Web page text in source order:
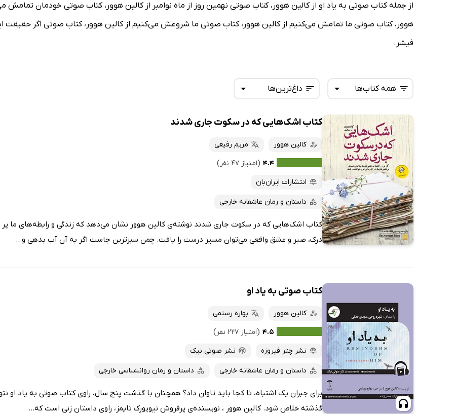
از جمله کتاب صوتی به یاد او از کالین هوور، کتاب صوتی نهمین روز از ماه نوامبر از کالین هوور، کتاب صوتی خودمان تمامش
هوور، کتاب صوتی ما تمامش می‌کنیم از کالین هوور، کتاب صوتی ما شروعش می‌کنیم از کالین هوور، کتاب صوتی اگر حقیقت
فیشر.
داغ‌ترین‌ها
تازه‌ها
داغ‌ترین‌ها
پربحث‌ها
ارزان ترین‌ها
همه کتاب‌ها
همه کتاب‌ها
کتاب‌های صوتی
کتاب‌های متنی
کتاب اشک‌هایی که در سکوت جاری شدند
کالین هوور
مریم رفیعی
۴.۴ (امتیاز ۴۷ نفر)
انتشارات ایران‌بان
داستان و رمان عاشقانه خارجی
کتاب اشک‌هایی که در سکوت جاری شدند نوشته‌ی کالین هوور نشان می‌دهد که زندگی و رابطه‌های ما پر
درک، صبر و عشق واقعی می‌توان مسیر درست را یافت. چمن سبزترین جاست اگر به آن آب بدهی و...
کتاب صوتی به یاد او
کالین هوور
بهاره رستمی
۴.۵ (امتیاز ۲۲۷ نفر)
نشر چتر فیروزه
نشر صوتی نیک
داستان و رمان عاشقانه خارجی داستان و رمان روانشناسی خارجی
برای جبران یک اشتباه، تا کجا باید تاوان داد؟ همچنان با گذشت پنج سال، راوی کتاب صوتی به یاد او
گذشته خلاص شود. کالین هوور ، نویسنده‌ی پرفروش نیویورک تایمز، راوی داستان زنی است که...